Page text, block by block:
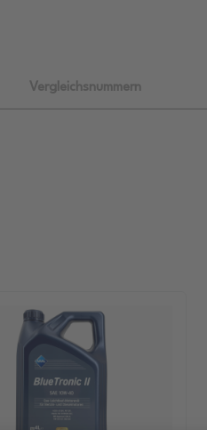
Vergleichsnummern